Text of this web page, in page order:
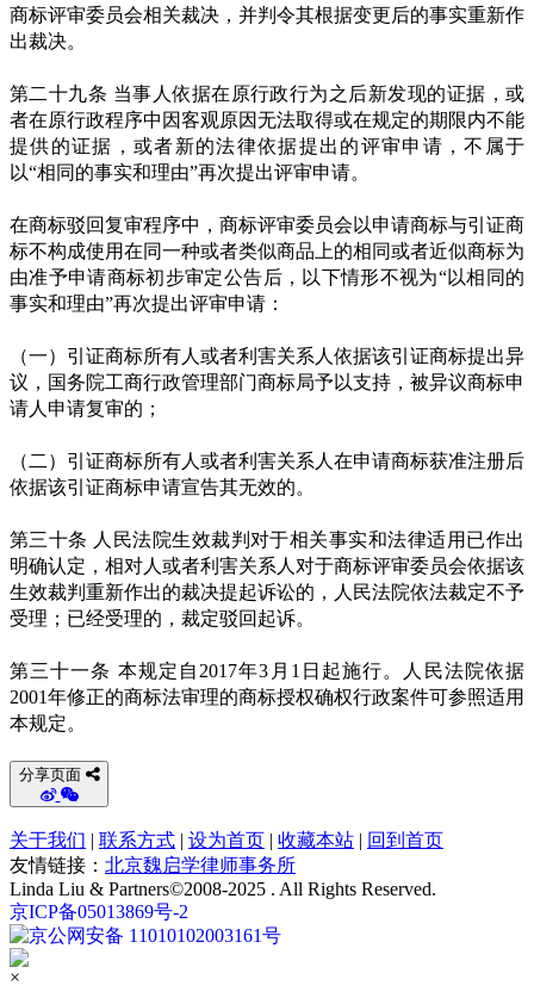
商标评审委员会相关裁决，并判令其根据变更后的事实重新作
出裁决。
第二十九条 当事人依据在原行政行为之后新发现的证据，或
者在原行政程序中因客观原因无法取得或在规定的期限内不能
提供的证据，或者新的法律依据提出的评审申请，不属于
以“相同的事实和理由”再次提出评审申请。
在商标驳回复审程序中，商标评审委员会以申请商标与引证商
标不构成使用在同一种或者类似商品上的相同或者近似商标为
由准予申请商标初步审定公告后，以下情形不视为“以相同的
事实和理由”再次提出评审申请：
（一）引证商标所有人或者利害关系人依据该引证商标提出异
议，国务院工商行政管理部门商标局予以支持，被异议商标申
请人申请复审的；
（二）引证商标所有人或者利害关系人在申请商标获准注册后
依据该引证商标申请宣告其无效的。
第三十条 人民法院生效裁判对于相关事实和法律适用已作出
明确认定，相对人或者利害关系人对于商标评审委员会依据该
生效裁判重新作出的裁决提起诉讼的，人民法院依法裁定不予
受理；已经受理的，裁定驳回起诉。
第三十一条 本规定自2017年3月1日起施行。人民法院依据
2001年修正的商标法审理的商标授权确权行政案件可参照适用
本规定。
分享页面
关于我们 | 联系方式 | 设为首页 | 收藏本站 | 回到首页
友情链接： 北京魏启学律师事务所
Linda Liu & Partners©2008-2025 . All Rights Reserved.
京ICP备05013869号-2
京公网安备 11010102003161号
×